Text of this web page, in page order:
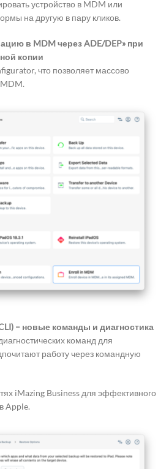
устройство в MDM или
на другую в пару кликов.
в MDM через ADE/DEP» при
копии
что позволяет массово
MDM.
– новые команды и диагностика
команд для
работу через командную
iMazing Business для эффективного
Apple.